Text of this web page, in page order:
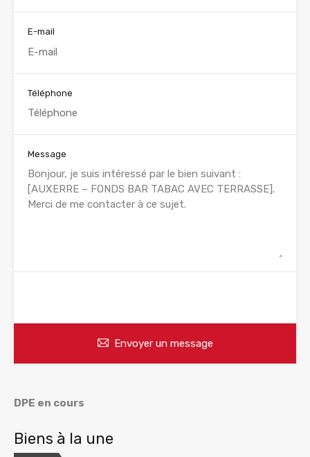
E-mail
Téléphone
Message
Envoyer un message
DPE en cours
Biens à la une